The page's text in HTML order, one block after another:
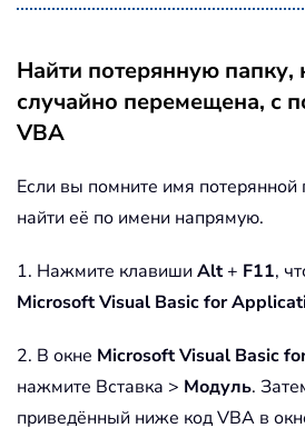
Найти потерянную папку,
случайно перемещена, с
VBA
Если вы помните имя
найти её по имени напрямую.
1. Нажмите клавиши Alt+ F11,
Microsoft Visual Basic for
2. В окне Microsoft Visual Basic
нажмите Вставка > Модуль.
приведённый ниже код VBA в